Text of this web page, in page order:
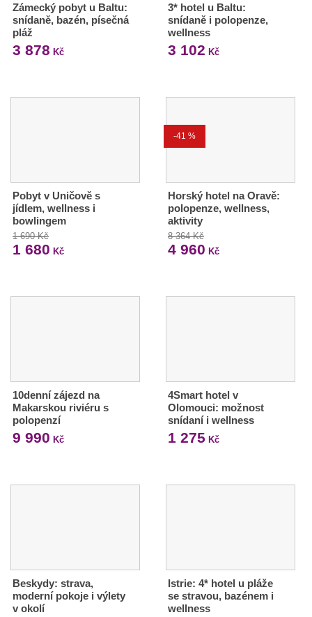
Zámecký pobyt u Baltu:
snídaně, bazén, písečná
pláž
3 878 Kč
3* hotel u Baltu:
snídaně i polopenze,
wellness
3 102 Kč
Pobyt v Uničově s
jídlem, wellness i
bowlingem
1 690 Kč
1 680 Kč
-41 %
Horský hotel na Oravě:
polopenze, wellness,
aktivity
8 364 Kč
4 960 Kč
10denní zájezd na
Makarskou riviéru s
polopenzí
9 990 Kč
4Smart hotel v
Olomouci: možnost
snídaní i wellness
1 275 Kč
Beskydy: strava,
moderní pokoje i výlety
v okolí
Istrie: 4* hotel u pláže
se stravou, bazénem i
wellness